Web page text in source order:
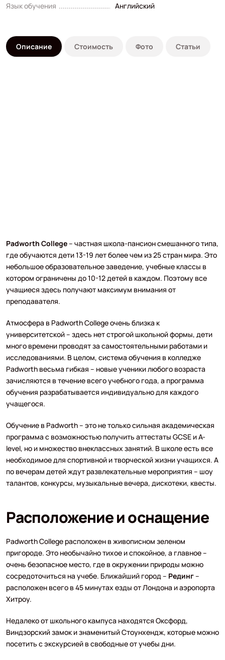
Язык обучения
Английский
Описание Стоимость Фото Статьи
Padworth College– частная школа-пансион смешанного типа,
где обучаются дети 13-19 лет более чем из 25 стран мира. Это
небольшое образовательное заведение, учебные классы в
котором ограничены до 10-12 детей в каждом. Поэтому все
учащиеся здесь получают максимум внимания от
преподавателя.
Атмосфера в Padworth College очень близка к
университетской – здесь нет строгой школьной формы, дети
много времени проводят за самостоятельными работами и
исследованиями. В целом, система обучения в колледже
Padworth весьма гибкая – новые ученики любого возраста
зачисляются в течение всего учебного года, а программа
обучения разрабатывается индивидуально для каждого
учащегося.
Обучение в Padworth – это не только сильная академическая
программа с возможностью получить аттестаты GCSE и A-
level, но и множество внеклассных занятий. В школе есть все
необходимое для спортивной и творческой жизни учащихся. А
по вечерам детей ждут развлекательные мероприятия – шоу
талантов, конкурсы, музыкальные вечера, дискотеки, квесты.
Расположение и оснащение
Padworth College расположен в живописном зеленом
пригороде. Это необычайно тихое и спокойное, а главное –
очень безопасное место, где в окружении природы можно
сосредоточиться на учебе. Ближайший город – Рединг–
расположен всего в 45 минутах езды от Лондона и аэропорта
Хитроу.
Недалеко от школьного кампуса находятся Оксфорд,
Виндзорский замок и знаменитый Стоунхендж, которые можно
посетить с экскурсией в свободные от учебы дни.